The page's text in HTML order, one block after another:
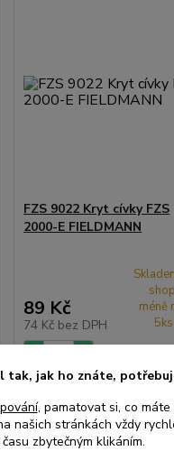
FZS 9022 Kryt cívky FZS
2000-E FIELDMANN
89 Kč
74 Kč bez DPH
méně
5ks
tak, jak ho znáte,
, pamatovat si, co
našich stránkách vždy
zbytečným klikáním.